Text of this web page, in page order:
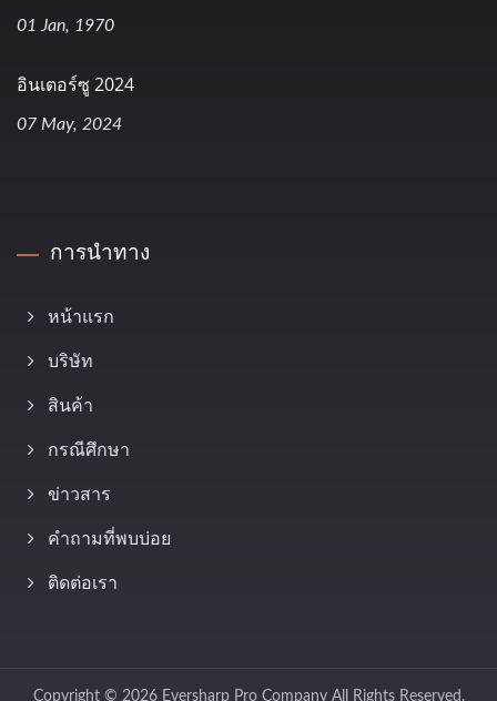
01 Jan, 1970
อินเตอร์ซู 2024
07 May, 2024
การนำทาง
หน้าแรก
บริษัท
สินค้า
กรณีศึกษา
ข่าวสาร
คำถามที่พบบ่อย
ติดต่อเรา
Copyright © 2026 Eversharp Pro CompanyAll Rights Reserved.